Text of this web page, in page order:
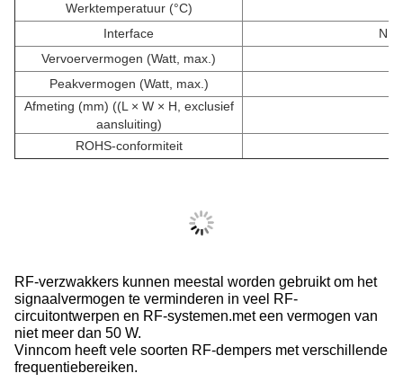
Werktemperatuur (°C)
Interface
N
Vervoervermogen (Watt, max.)
Peakvermogen (Watt, max.)
Afmeting (mm) ((L × W × H, exclusief
aansluiting)
ROHS-conformiteit
RF-verzwakkers kunnen meestal worden gebruikt om het
signaalvermogen te verminderen in veel RF-
circuitontwerpen en RF-systemen.met een vermogen van
niet meer dan 50 W.
Vinncom heeft vele soorten RF-dempers met verschillende
frequentiebereiken.